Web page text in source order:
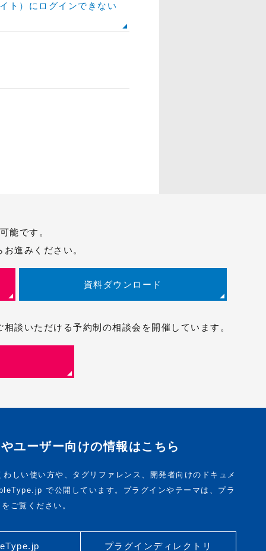
ト）にログインできない
能です。
進みください。
資料ダウンロード
談いただける予約制の相談会を開催しています。
ユーザー向けの情報はこちら
しい使い方や、タグリファレンス、開発者向けのドキュメ
で公開しています。プラグインやテーマは、プラ
ご覧ください。
プラグインディレクトリ